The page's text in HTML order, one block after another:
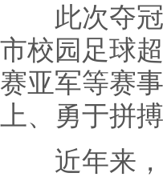
此次夺冠
市校园足球
赛亚军等赛
上、勇于拼
近年来，